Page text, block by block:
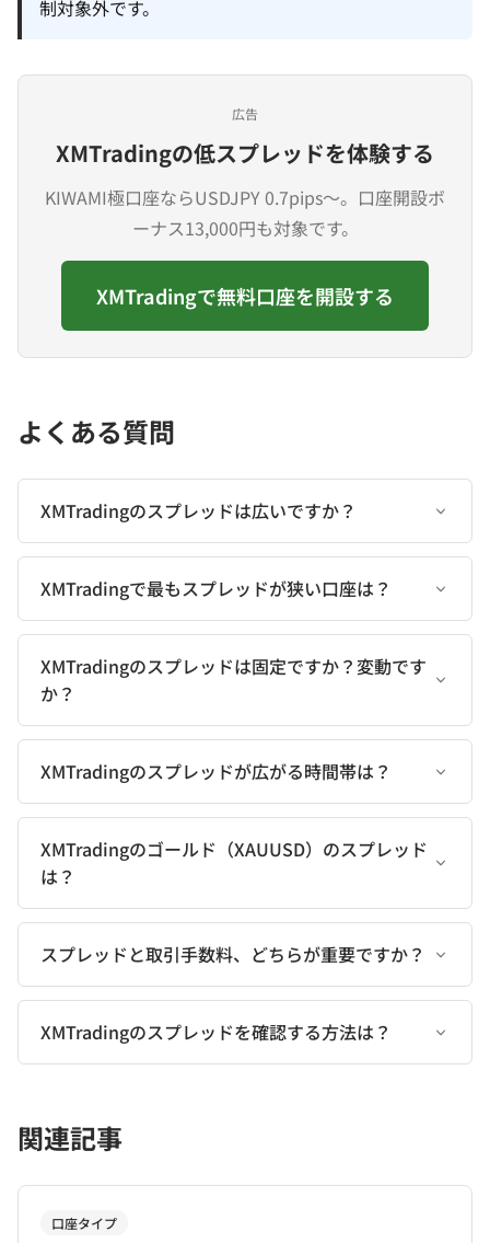
制対象外です。
広告
XMTradingの低スプレッドを体験する
KIWAMI極口座ならUSDJPY 0.7pips〜。口座開設ボ
ーナス13,000円も対象です。
XMTradingで無料口座を開設する
よくある質問
XMTradingのスプレッドは広いですか？
XMTradingで最もスプレッドが狭い口座は？
XMTradingのスプレッドは固定ですか？変動です
か？
XMTradingのスプレッドが広がる時間帯は？
XMTradingのゴールド（XAUUSD）のスプレッド
は？
スプレッドと取引手数料、どちらが重要ですか？
XMTradingのスプレッドを確認する方法は？
関連記事
口座タイプ